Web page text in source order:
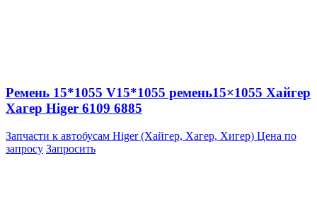
Ремень 15*1055 V15*1055 ремень15×1055 Хайгер
Хагер Higer 6109 6885
Запчасти к автобусам Higer (Хайгер, Хагер, Хигер) Цена по
запросу Запросить